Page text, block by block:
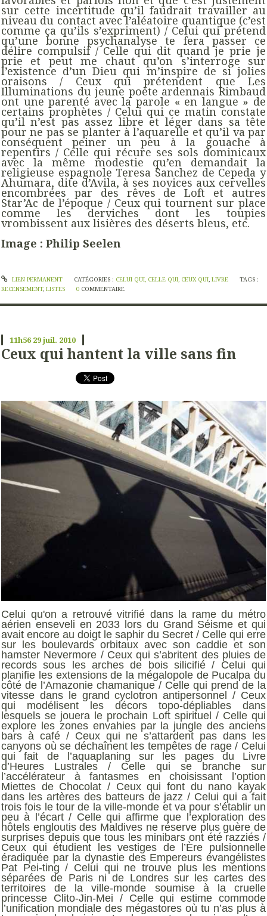
sur cette incertitude qu’il faudrait travailler au
niveau du contact avec l’aléatoire quantique (c’est
comme ça qu’ils s’expriment) / Celui qui prétend
qu’une bonne psychanalyse te fera passer ce
délire compulsif / Celle qui dit quand je prie je
prie et peut me chaut qu’on s’interroge sur
l’existence d’un Dieu qui m’inspire de si jolies
oraisons / Ceux qui prétendent que Les
Illuminations du jeune poète ardennais Rimbaud
ont une parenté avec la parole « en langue » de
certains prophètes / Celui qui ce matin constate
qu’il n’est pas assez libre et léger dans sa tête
pour ne pas se planter à l’aquarelle et qu’il va par
conséquent peiner un peu à la gouache à
repentirs / Celle qui récure ses sols dominicaux
avec la même modestie qu’en demandait la
religieuse espagnole Teresa Sanchez de Cepeda y
Ahumara, dite d’Avila, à ses novices aux cervelles
encombrées par des rêves de Loft et autres
Star’Ac de l’époque / Ceux qui tournent sur place
comme les derviches dont les toupies
vrombissent aux lisières des déserts bleus, etc.
Image : Philip Seelen
LIEN PERMANENT CATÉGORIES : CELUI QUI, CELLE QUI, CEUX QUI, LIVRE
TAGS :
RECENSEMENT, LISTES 0 COMMENTAIRE
11h56 29juil. 2010
Ceux qui hantent la ville sans fin
Celui qu'on a retrouvé vitrifié dans la rame du métro
aérien enseveli en 2033 lors du Grand Séisme et qui
avait encore au doigt le saphir du Secret / Celle qui erre
sur les boulevards orbitaux avec son caddie et son
hamster Nevermore / Ceux qui s’abritent des pluies de
records sous les arches de bois silicifié / Celui qui
planifie les extensions de la mégalopole de Pucalpa du
côté de l’Amazonie chamanique / Celle qui prend de la
vitesse dans le grand cyclotron antipersonnel / Ceux
qui modélisent les décors topo-dépliables dans
lesquels se jouera le prochain Loft spirituel / Celle qui
explore les zones envahies par la jungle des anciens
bars à café / Ceux qui ne s’attardent pas dans les
canyons où se déchaînent les tempêtes de rage / Celui
qui fait de l’aquaplaning sur les pages du Livre
d’Heures Lustrales / Celle qui se branche sur
l’accélérateur à fantasmes en choisissant l’option
Miettes de Chocolat / Ceux qui font du nano kayak
dans les artères des batteurs de jazz / Celui qui a fait
trois fois le tour de la ville-monde et va pour s’établir un
peu à l’écart / Celle qui affirme que l’exploration des
hôtels engloutis des Maldives ne réserve plus guère de
surprises depuis que tous les minibars ont été razziés /
Ceux qui étudient les vestiges de l’Ère pulsionnelle
éradiquée par la dynastie des Empereurs évangélistes
Pat Pei-ting / Celui qui ne trouve plus les mentions
séparées de Paris ni de Londres sur les cartes des
territoires de la ville-monde soumise à la cruelle
princesse Clito-Jin-Mei / Celle qui estime commode
l’unification mondiale des mégastores où tu n’as plus à